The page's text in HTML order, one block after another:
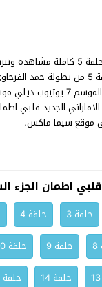
ﺑﺮﻧﺎﻣﺞ قلبي اطمان 7 الحلقة 5
من ﺑﺮﻧﺎﻣﺞ قلبي اطمان
موقع سيما ماكس.
قلبي اطمان الجزء
حلقة 3 حلقة 4
حلقة 9 حلقة 10
حلقة 14 حلقة 15